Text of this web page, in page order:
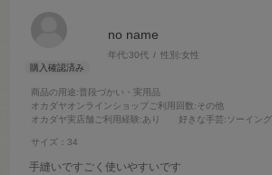
no name
年代:30代 性別:女性
商品の用途:普段づかい・実用品
オカダヤオンラインショップご利用回数:その他
オカダヤ実店舗ご利用経験:あり 好きな手芸:ソーイング
サイズ：34
手縫いですごく使いやすいです